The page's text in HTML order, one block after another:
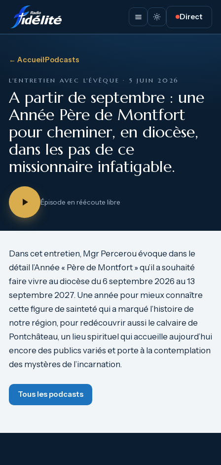
Direct
← Accueil·Podcasts
L'ENTRETIEN AVEC L'ÉVÊQUE · 5 JUIN 2026
A partir de septembre : une
Année Père de Montfort
pour cheminer, en diocèse,
dans les pas de ce
missionnaire infatigable.
Épisode en réécoute libre
Dans cet entretien, Mgr Percerou évoque dans le
détail l’Année « Père de Montfort » qu’il a souhaité
faire vivre au diocèse du 6 septembre 2026 au 13
septembre 2027. Une année pour mieux connaître
cette figure de sainteté qui a marqué l’histoire de
notre région, pour redécouvrir aussi le calvaire de
Pontchâteau, un lieu spirituel qui accueille aujourd’hui
encore des publics variés et porte à la contemplation
des mystères de l’incarnation.
Tous les podcasts